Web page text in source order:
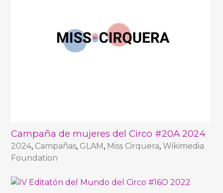
Campaña de mujeres del Circo #20A 2024
2024, Campañas, GLAM, Miss Cirquera,Wikimedia
Foundation